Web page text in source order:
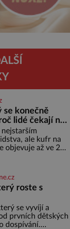
se konečně
lidé čekají na
pět tisíc let?
ale kufr na
objevuje až ve 20.
je nakládají na
přitom jediný
ke kufru
právě ten nikdo
Až jednou se
věta, která změní
roste s
se vyvíjí a
prvních dětských
dospívání.